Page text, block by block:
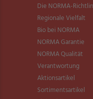
Die NORMA-
Regionale Vielfalt
Bio bei NORMA
NORMA Garantie
NORMA Qualität
Verantwortung
Aktionsartikel
Sortimentsartikel